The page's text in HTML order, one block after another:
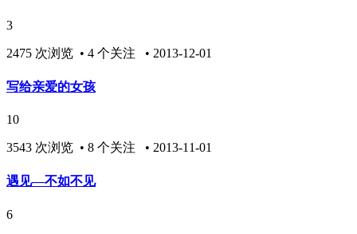
3
2475 次浏览 • 4 个关注 • 2013-12-01
写给亲爱的女孩
10
3543 次浏览 • 8 个关注 • 2013-11-01
遇见—不如不见
6